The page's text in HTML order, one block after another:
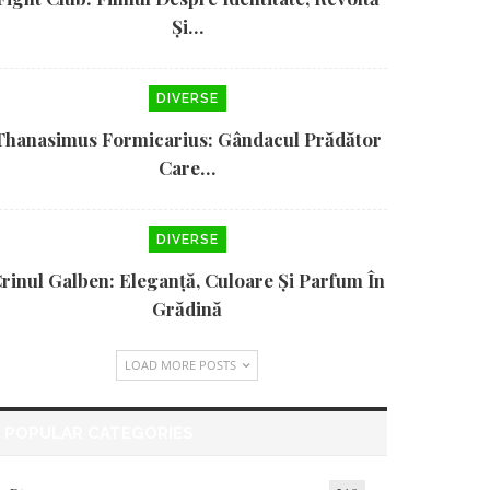
Și…
DIVERSE
Formicarius: Gândacul Prădător
Care…
DIVERSE
Galben: Eleganță, Culoare Și Parfum În
Grădină
LOAD MORE POSTS